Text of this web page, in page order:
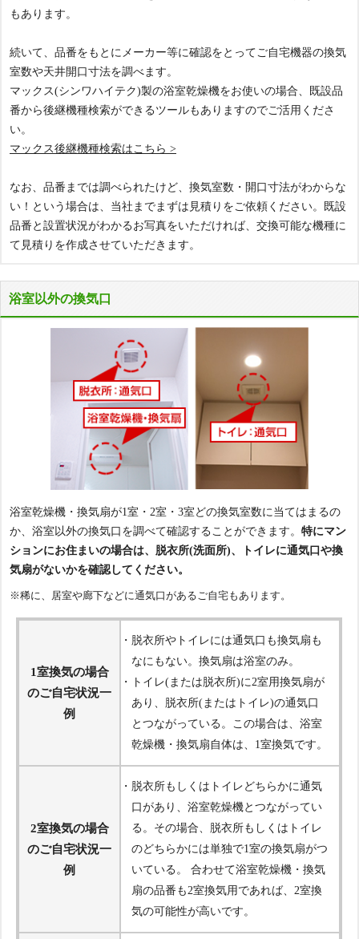
もあります。
続いて、品番をもとにメーカー等に確認をとってご自宅機器の換気
室数や天井開口寸法を調べます。
マックス(シンワハイテク)製の浴室乾燥機をお使いの場合、既設品
番から後継機種検索ができるツールもありますのでご活用くださ
い。
マックス後継機種検索はこちら >
なお、品番までは調べられたけど、換気室数・開口寸法がわからな
い！という場合は、当社までまずは見積りをご依頼ください。既設
品番と設置状況がわかるお写真をいただければ、交換可能な機種に
て見積りを作成させていただきます。
浴室以外の換気口
浴室乾燥機・換気扇が1室・2室・3室どの換気室数に当てはまるの
か、浴室以外の換気口を調べて確認することができます。 特にマン
ションにお住まいの場合は、脱衣所(洗面所)、トイレに通気口や換
気扇がないかを確認してください。
※稀に、居室や廊下などに通気口があるご自宅もあります。
1室換気の場合
のご自宅状況一
例
・脱衣所やトイレには通気口も換気扇も
なにもない。換気扇は浴室のみ。
・トイレ(または脱衣所)に2室用換気扇が
あり、脱衣所(またはトイレ)の通気口
とつながっている。この場合は、浴室
乾燥機・換気扇自体は、1室換気です。
2室換気の場合
のご自宅状況一
例
・脱衣所もしくはトイレどちらかに通気
口があり、浴室乾燥機とつながってい
る。その場合、脱衣所もしくはトイレ
のどちらかには単独で1室の換気扇がつ
いている。 合わせて浴室乾燥機・換気
扇の品番も2室換気用であれば、2室換
気の可能性が高いです。